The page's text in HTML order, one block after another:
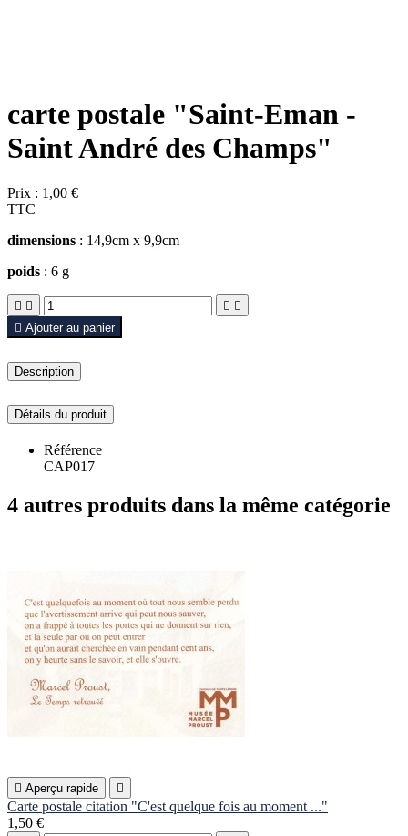
carte postale "Saint-Eman -
Saint André des Champs"
Prix : 1,00 €
TTC
dimensions : 14,9cm x 9,9cm
poids : 6 g
   
 Ajouter au panier
Description
Détails du produit
Référence
CAP017
4 autres produits dans la même catégorie
 Aperçu rapide 
Carte postale citation "C'est quelque fois au moment ..."
1,50 €